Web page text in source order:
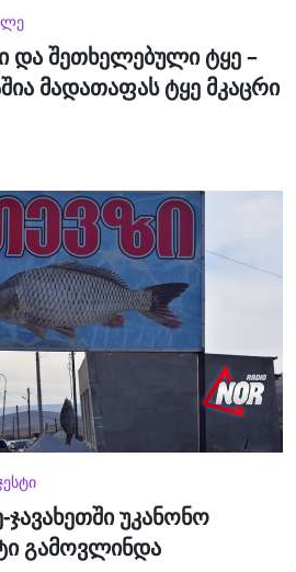
და შეთხელებული ტყე –
მადათაფას ტყე მკაცრი
უკანონო
გამოვლინდა